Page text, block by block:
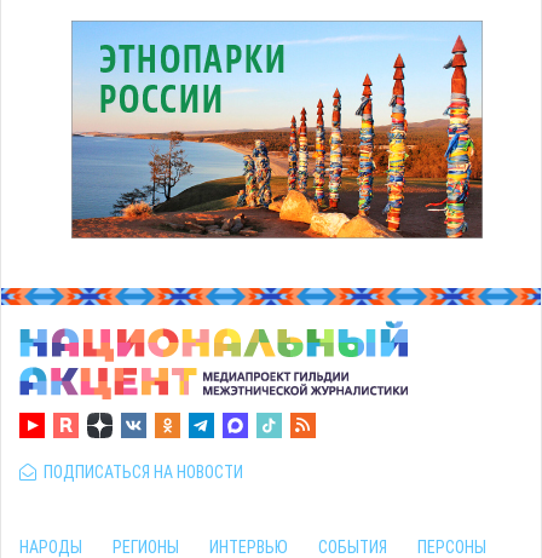
ПОДПИСАТЬСЯ НА НОВОСТИ
НАРОДЫ РЕГИОНЫ ИНТЕРВЬЮ СОБЫТИЯ
ПЕРСОНЫ